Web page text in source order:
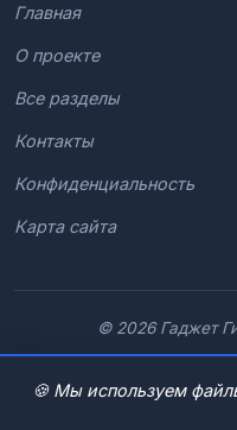
Главная
О проекте
Все разделы
Контакты
Конфиденциальность
Карта сайта
© 2026 Гаджет
🍪 Мы используем